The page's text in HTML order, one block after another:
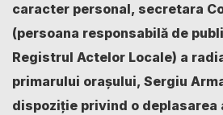
caracter personal, secretara
(persoana responsabilă de
Registrul Actelor Locale) a
primarului orașului, Sergiu
dispoziție privind o deplasarea